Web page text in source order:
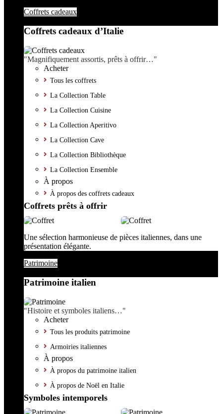
Coffrets cadeaux
Coffrets cadeaux d’Italie
"Magnifiquement assortis, prêts à offrir…"
Acheter
Tous les coffrets
La Collection Table
La Collection Cuisine
La Collection Aperitivo
La Collection Cave
La Collection Bibliothèque
La Collection Ensemble
À propos
À propos des coffrets cadeaux
Coffrets prêts à offrir
Une sélection harmonieuse de pièces italiennes, dans une
présentation élégante.
Patrimoine
Patrimoine italien
"Histoire et symboles italiens…"
Acheter
Tous les produits patrimoine
Armoiries italiennes
À propos
À propos du patrimoine italien
À propos de Noël en Italie
Symboles intemporels